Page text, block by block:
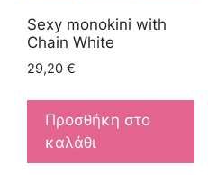
Sexy monokini with
Chain White
29,20 €
Προσθήκη στο
καλάθι